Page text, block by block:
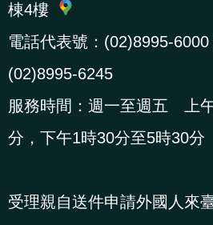
棟4樓
電話代表號：(02)8995-6000
(02)8995-6245
服務時間：週一至週五 上
分，下午1時30分至5時30分
受理親自送件申請外國人來